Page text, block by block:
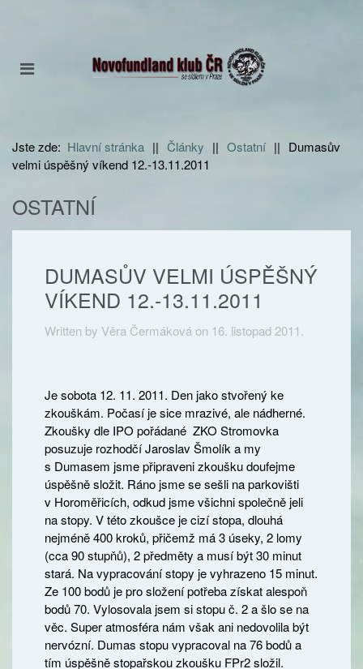
Jste zde: Hlavní stránka || Články || Ostatní || Dumasův
velmi úspěšný víkend 12.-13.11.2011
OSTATNÍ
DUMASŮV VELMI ÚSPĚŠNÝ
VÍKEND 12.-13.11.2011
Written by Věra Čermáková on 16. listopad 2011.
Je sobota 12. 11. 2011. Den jako stvořený ke
zkouškám. Počasí je sice mrazivé, ale nádherné.
Zkoušky dle IPO pořádané ZKO Stromovka
posuzuje rozhodčí Jaroslav Šmolík a my
s Dumasem jsme připraveni zkoušku doufejme
úspěšně složit. Ráno jsme se sešli na parkovišti
v Horoměřicích, odkud jsme všichni společně jeli
na stopy. V této zkoušce je cizí stopa, dlouhá
nejméně 400 kroků, přičemž má 3 úseky, 2 lomy
(cca 90 stupňů), 2 předměty a musí být 30 minut
stará. Na vypracování stopy je vyhrazeno 15 minut.
Ze 100 bodů je pro složení potřeba získat alespoň
bodů 70. Vylosovala jsem si stopu č. 2 a šlo se na
věc. Super atmosféra nám však ani nedovolila být
nervózní. Dumas stopu vypracoval na 76 bodů a
tím úspěšně stopařskou zkoušku FPr2 složil.